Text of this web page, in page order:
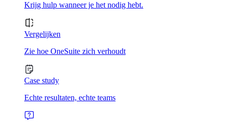
Krijg hulp wanneer je het nodig hebt.
Vergelijken
Zie hoe OneSuite zich verhoudt
Case study
Echte resultaten, echte teams